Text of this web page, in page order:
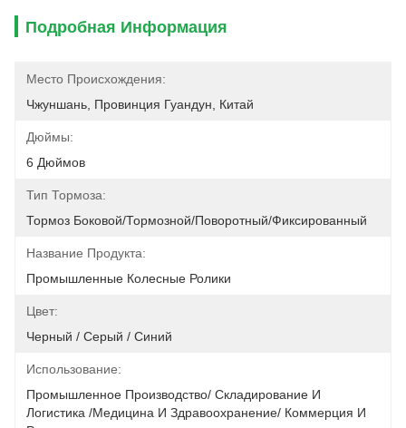
Подробная Информация
Место Происхождения:
Чжуншань, Провинция Гуандун, Китай
Дюймы:
6 Дюймов
Тип Тормоза:
Тормоз Боковой/тормозной/поворотный/фиксированный
Название Продукта:
Промышленные Колесные Ролики
Цвет:
Черный / Серый / Синий
Использование:
Промышленное Производство/ Складирование И
Логистика /Медицина И Здравоохранение/ Коммерция И